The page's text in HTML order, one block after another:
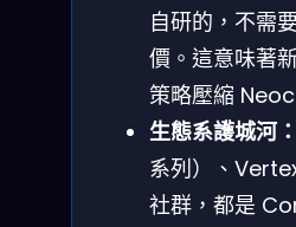
自研的，不需
價。這意味著
策略壓縮
生態系護城河：
系列）、
社群，都是